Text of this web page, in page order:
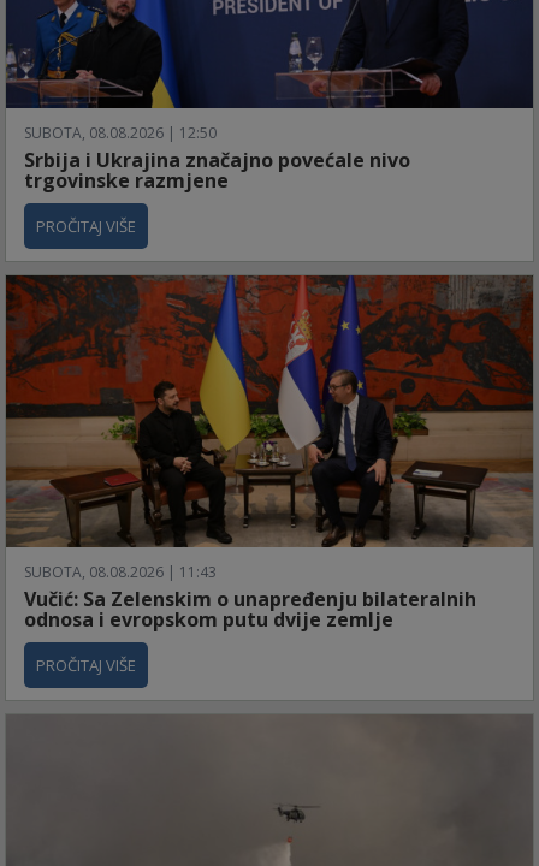
SUBOTA, 08.08.2026 | 12:50
Srbija i Ukrajina značajno povećale nivo
trgovinske razmjene
PROČITAJ VIŠE
SUBOTA, 08.08.2026 | 11:43
Vučić: Sa Zelenskim o unapređenju bilateralnih
odnosa i evropskom putu dvije zemlje
PROČITAJ VIŠE